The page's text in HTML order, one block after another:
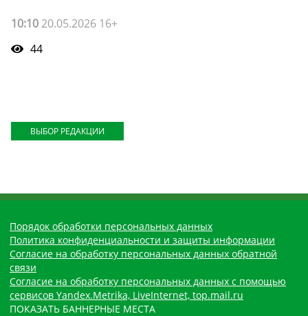
10:10 20.05.2026 16+
44
ВЫБОР РЕДАКЦИИ
Порядок обработки персональных данных
Политика конфиденциальности и защиты информации
Согласие на обработку персональных данных обратной
связи
Согласие на обработку персональных данных с помощью
сервисов Yandex.Metrika, LiveInternet, top.mail.ru
ПОКАЗАТЬ БАННЕРНЫЕ МЕСТА